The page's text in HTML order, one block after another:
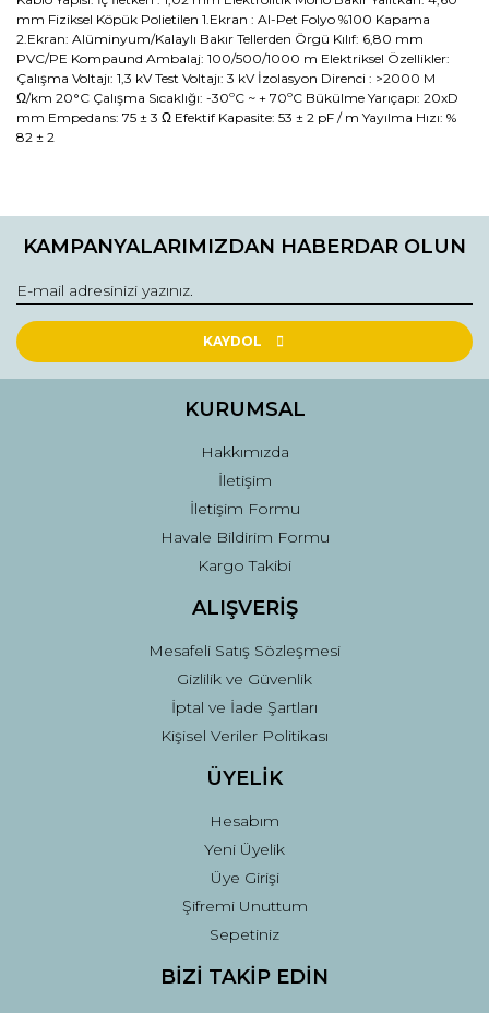
mm Fiziksel Köpük Polietilen 1.Ekran : Al-Pet Folyo %100 Kapama
2.Ekran: Alüminyum/Kalaylı Bakır Tellerden Örgü Kılıf: 6,80 mm
PVC/PE Kompaund Ambalaj: 100/500/1000 m Elektriksel Özellikler:
Çalışma Voltajı: 1,3 kV Test Voltajı: 3 kV İzolasyon Direnci : >2000 M
Ω/km 20°C Çalışma Sıcaklığı: -30ºC ~ + 70ºC Bükülme Yarıçapı: 20xD
mm Empedans: 75 ± 3 Ω Efektif Kapasite: 53 ± 2 pF / m Yayılma Hızı: %
82 ± 2
konularda yetersiz gördüğünüz noktaları öneri formunu
Görüş ve önerileriniz için teşekkür ederiz.
Ürün resmi kalitesiz, bozuk veya görüntülenemiyor.
Ürün açıklamasında eksik bilgiler bulunuyor.
Ürün fiyatı diğer sitelerden daha pahalı.
Gönder
KAMPANYALARIMIZDAN HABERDAR OLUN
KAYDOL
KURUMSAL
Hakkımızda
İletişim
İletişim Formu
Havale Bildirim Formu
Kargo Takibi
ALIŞVERİŞ
Mesafeli Satış Sözleşmesi
Gizlilik ve Güvenlik
İptal ve İade Şartları
Kişisel Veriler Politikası
ÜYELİK
Hesabım
Yeni Üyelik
Üye Girişi
Şifremi Unuttum
Sepetiniz
BİZİ TAKİP EDİN